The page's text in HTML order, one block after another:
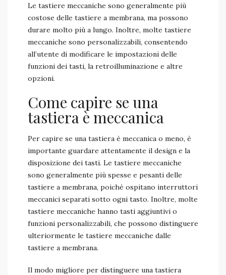
Le tastiere meccaniche sono generalmente più
costose delle tastiere a membrana, ma possono
durare molto più a lungo. Inoltre, molte tastiere
meccaniche sono personalizzabili, consentendo
all’utente di modificare le impostazioni delle
funzioni dei tasti, la retroilluminazione e altre
opzioni.
Come capire se una
tastiera è meccanica
Per capire se una tastiera è meccanica o meno, è
importante guardare attentamente il design e la
disposizione dei tasti. Le tastiere meccaniche
sono generalmente più spesse e pesanti delle
tastiere a membrana, poiché ospitano interruttori
meccanici separati sotto ogni tasto. Inoltre, molte
tastiere meccaniche hanno tasti aggiuntivi o
funzioni personalizzabili, che possono distinguere
ulteriormente le tastiere meccaniche dalle
tastiere a membrana.
Il modo migliore per distinguere una tastiera